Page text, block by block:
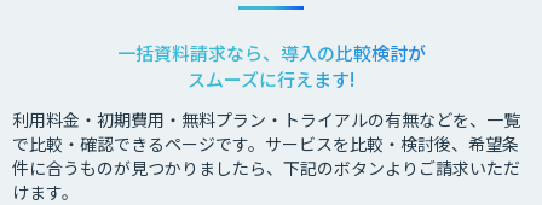
一括資料請求なら、導入の比較検討が
スムーズに行えます!
利用料金・初期費用・無料プラン・トライアルの有無などを、一覧
で比較・確認できるページです。サービスを比較・検討後、希望条
件に合うものが見つかりましたら、下記のボタンよりご請求いただ
けます。